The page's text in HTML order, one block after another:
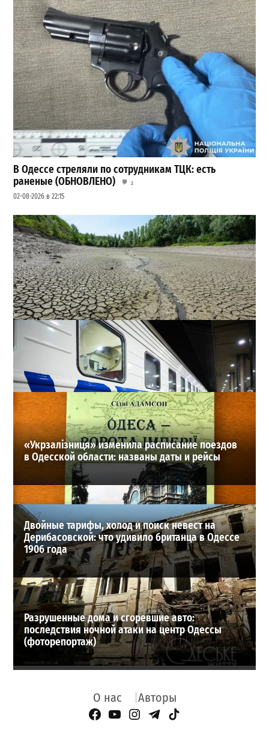
В Одессе стреляли по сотрудникам ТЦК: есть
раненые (ОБНОВЛЕНО)
2
02-08-2026 в 22:15
Днестр рекордно обмелел: одесситов просят срочно
экономить воду
2
29-07-2026 в 19:28
ВИБОР РЕДАКЦИИ
«Укрзалізниця» изменила расписание поездов
в Одесской области: названы даты и рейсы
Двойные тарифы, холод и поиск невест на
Дерибасовской: что удивило британца в Одессе
1906 года
Разрушенные дома и сгоревшие авто:
последствия ночной атаки на центр Одессы
(фоторепортаж)
О нас Авторы
Facebook Page
YouTube
Instagram
Telegram
TikTok